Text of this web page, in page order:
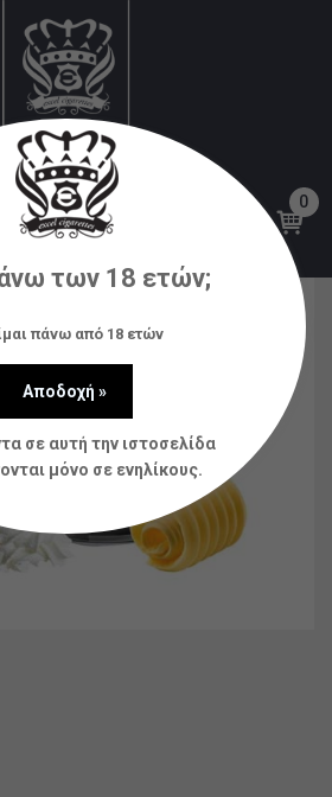
0
(flavorshots)
– Butter Man 20ml/100ml bottle
flavor
των 18 ετών;
πάνω από 18 ετών
σε αυτή την ιστοσελίδα
μόνο σε ενηλίκους.